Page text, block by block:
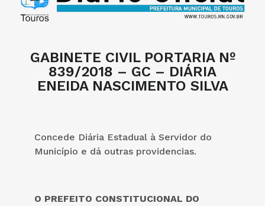
GABINETE CIVIL PORTARIA Nº
839/2018 – GC – DIÁRIA
ENEIDA NASCIMENTO SILVA
Concede Diária Estadual à Servidor do
Município e dá outras providencias.
O PREFEITO CONSTITUCIONAL DO